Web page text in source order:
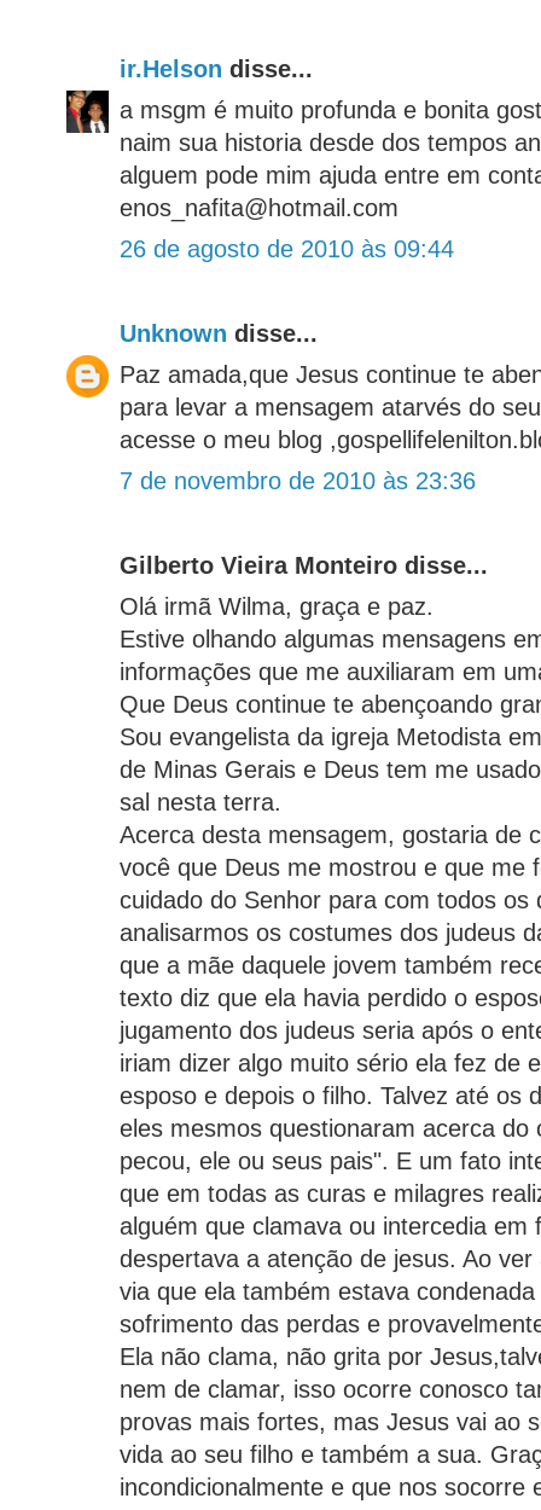
ir.Helson disse...
a msgm é muito profunda e bonita
naim sua historia desde dos tempos
alguem pode mim ajuda entre em
enos_nafita@hotmail.com
26 de agosto de 2010 às 09:44
Unknown disse...
Paz amada,que Jesus continue te
para levar a mensagem atarvés do
acesse o meu blog
7 de novembro de 2010 às 23:36
Gilberto Vieira Monteiro disse...
Olá irmã Wilma, graça e paz.
Estive olhando algumas mensagens
informações que me auxiliaram em
Que Deus continue te abençoando
Sou evangelista da igreja Metodista
de Minas Gerais e Deus tem me
sal nesta terra.
Acerca desta mensagem, gostaria de
você que Deus me mostrou e que me
cuidado do Senhor para com todos os
analisarmos os costumes dos judeus
que a mãe daquele jovem também
texto diz que ela havia perdido o
jugamento dos judeus seria após o
iriam dizer algo muito sério ela fez de
esposo e depois o filho. Talvez até os
eles mesmos questionaram acerca do
pecou, ele ou seus pais". E um fato
que em todas as curas e milagres
alguém que clamava ou intercedia em
despertava a atenção de jesus. Ao
via que ela também estava
sofrimento das perdas e
Ela não clama, não grita por
nem de clamar, isso ocorre conosco
provas mais fortes, mas Jesus vai ao
vida ao seu filho e também a sua.
incondicionalmente e que nos socorre